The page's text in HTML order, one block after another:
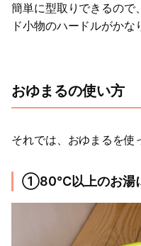
簡単に型取りできるので
ド小物のハードルがかな
おゆまるの使い方
それでは、おゆまるを使
①80℃以上のお湯